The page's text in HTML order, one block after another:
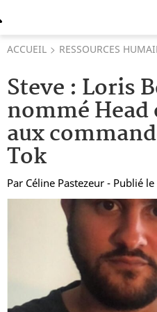
ACCUEIL RESSOURCES
Steve : Loris
nommé
aux
Tok
Par Céline Pastezeur - Publié le